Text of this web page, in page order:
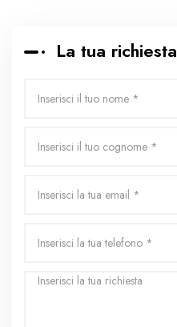
La tua richiesta